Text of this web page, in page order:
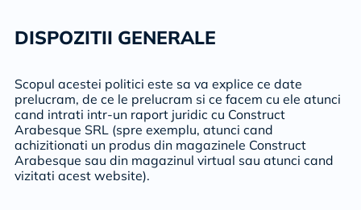
DISPOZITII GENERALE
Scopul acestei politici este sa va explice ce date
prelucram, de ce le prelucram si ce facem cu ele atunci
cand intrati intr-un raport juridic cu Construct
Arabesque SRL (spre exemplu, atunci cand
achizitionati un produs din magazinele Construct
Arabesque sau din magazinul virtual sau atunci cand
vizitati acest website).